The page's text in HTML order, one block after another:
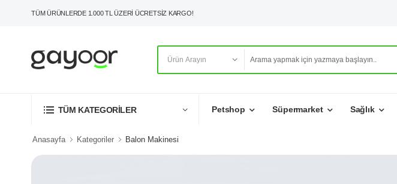
TÜM ÜRÜNLERDE 1.000 TL ÜZERİ ÜCRETSİZ KARGO!
TÜM KATEGORİLER Petshop Süpermarket Sağlık
Anasayfa Kategoriler Balon Makinesi